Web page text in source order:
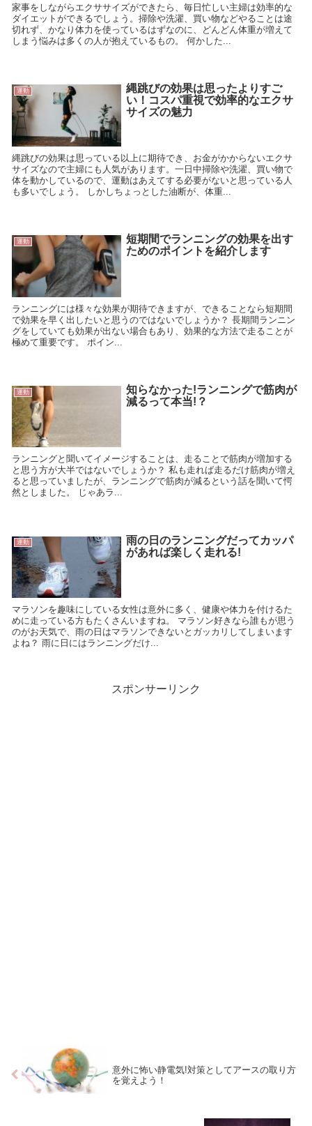
家事をしながらエクササイズができたら、毎日忙しい主婦は効率的な
ダイエットができるでしょう。掃除や洗濯、買い物などやることは途
切れず、かなり体力を使っているはずなのに、どんどん体重が増えて
しまう悩みは多くの人が抱えているもの。 何かした...
運動
縄跳びの効果は思ったよりすご
い！コスパ重視で効率的なエクサ
サイズの魅力
縄跳びの効果は思っている以上に期待でき、お金がかからないエクサ
サイズなので主婦にも人気があります。一日中掃除や洗濯、買い物で
体を動かしているので、運動はあえてする必要がないと思っている人
も多いでしょう。 しかしちょっとした油断が、体重...
運動
短期間でランニングの効果を出す
ためのポイントを紹介します
ランニングには様々な効果が期待できますが、できることなら短期間
で効果を早く出したいと思うのではないでしょうか？ 長期間ランニン
グをしていても効果が出ない場合もあり、効果的な方法で走ることが
極めて重要です。 ポイン...
運動
知らなかった!ランニングで筋肉が
減るって本当!？
ランニングと聞いてイメージすることは、走ることで筋肉が増加する
と思う方が大半ではないでしょうか？ 私も走れば走るだけ筋肉が増え
ると思っていましたが、ランニングで筋肉が減るという話を聞いて愕
然としました。 じゃあラ...
運動
雨の日のランニングだってカッパ
があれば楽しく走れる!
マラソンを趣味にしている女性は意外に多く、健康や体力を付けるた
めに走っている方もたくさんいますね。 マラソン好きなら誰もが思う
のがお天気で、雨の日はマラソンできないとガッカリしてしまいます
よね？ 雨に日にはランニングだけ...
スポンサーリンク
意外に怖い静電気!対策としてアースの取り方
を覚えよう！